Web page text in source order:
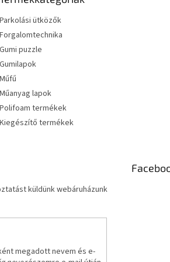
Parkolási ütközők
Forgalomtechnika
Gumi puzzle
Gumilapok
Műfű
Műanyag lapok
Polifoam termékek
Kiegészítő termékek
küldünk webáruházunk
megadott nevem és e-